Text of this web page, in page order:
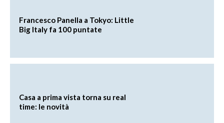
Francesco Panella a Tokyo: Little
Big Italy fa 100 puntate
Casa a prima vista torna su real
time: le novità